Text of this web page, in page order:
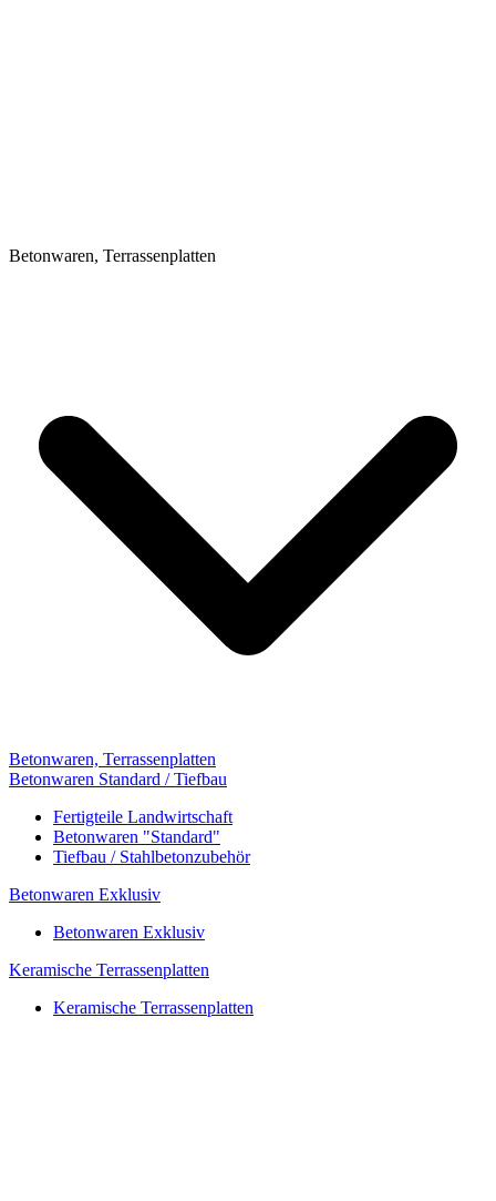
Betonwaren, Terrassenplatten
Betonwaren, Terrassenplatten
Betonwaren Standard / Tiefbau
Fertigteile Landwirtschaft
Betonwaren "Standard"
Tiefbau / Stahlbetonzubehör
Betonwaren Exklusiv
Betonwaren Exklusiv
Keramische Terrassenplatten
Keramische Terrassenplatten